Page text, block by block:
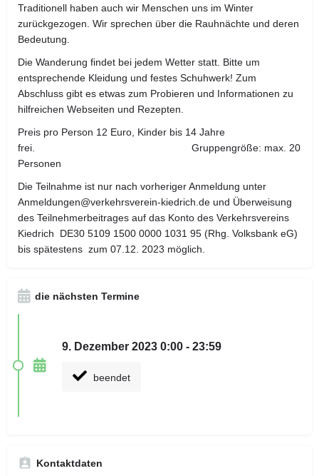
Traditionell haben auch wir Menschen uns im Winter
zurückgezogen. Wir sprechen über die Rauhnächte und deren
Bedeutung.
Die Wanderung findet bei jedem Wetter statt. Bitte um
entsprechende Kleidung und festes Schuhwerk! Zum
Abschluss gibt es etwas zum Probieren und Informationen zu
hilfreichen Webseiten und Rezepten.
Preis pro Person 12 Euro, Kinder bis 14 Jahre
frei. Gruppengröße: max. 20
Personen
Die Teilnahme ist nur nach vorheriger Anmeldung unter
Anmeldungen@verkehrsverein-kiedrich.de und Überweisung
des Teilnehmerbeitrages auf das Konto des Verkehrsvereins
Kiedrich DE30 5109 1500 0000 1031 95 (Rhg. Volksbank eG)
bis spätestens zum 07.12. 2023 möglich.
die nächsten Termine
9. Dezember 2023 0:00 - 23:59
beendet
Kontaktdaten